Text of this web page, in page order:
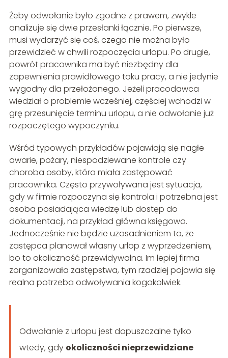
Żeby odwołanie było zgodne z prawem, zwykle
analizuje się dwie przesłanki łącznie. Po pierwsze,
musi wydarzyć się coś, czego nie można było
przewidzieć w chwili rozpoczęcia urlopu. Po drugie,
powrót pracownika ma być niezbędny dla
zapewnienia prawidłowego toku pracy, a nie jedynie
wygodny dla przełożonego. Jeżeli pracodawca
wiedział o problemie wcześniej, częściej wchodzi w
grę przesunięcie terminu urlopu, a nie odwołanie już
rozpoczętego wypoczynku.
Wśród typowych przykładów pojawiają się nagłe
awarie, pożary, niespodziewane kontrole czy
choroba osoby, która miała zastępować
pracownika. Często przywoływana jest sytuacja,
gdy w firmie rozpoczyna się kontrola i potrzebna jest
osoba posiadająca wiedzę lub dostęp do
dokumentacji, na przykład główna księgowa.
Jednocześnie nie będzie uzasadnieniem to, że
zastępca planował własny urlop z wyprzedzeniem,
bo to okoliczność przewidywalna. Im lepiej firma
zorganizowała zastępstwa, tym rzadziej pojawia się
realna potrzeba odwoływania kogokolwiek.
Odwołanie z urlopu jest dopuszczalne tylko
wtedy, gdy okoliczności nieprzewidziane